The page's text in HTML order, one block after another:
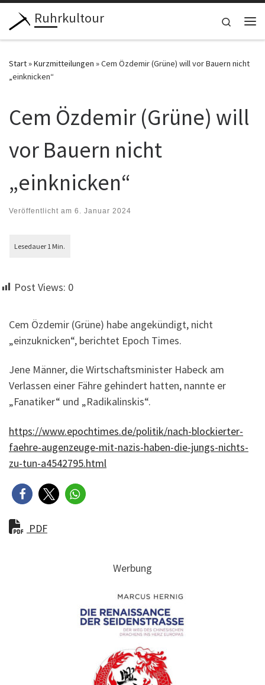
Zum Inhalt springen
Ruhrkultour
Search
Start»Kurzmitteilungen »Cem Özdemir (Grüne) will vor Bauern nicht
„einknicken“
Cem Özdemir (Grüne) will
vor Bauern nicht
„einknicken“
Veröffentlicht am 6. Januar 2024
Post Views: 0
Cem Özdemir (Grüne) habe angekündigt, nicht
„einzuknicken“, berichtet Epoch Times.
Jene Männer, die Wirtschaftsminister Habeck am
Verlassen einer Fähre gehindert hatten, nannte er
„Fanatiker“ und „Radikalinskis“.
https://www.epochtimes.de/politik/nach-blockierter-
faehre-augenzeuge-mit-nazis-haben-die-jungs-nichts-
zu-tun-a4542795.html
PDF
Werbung